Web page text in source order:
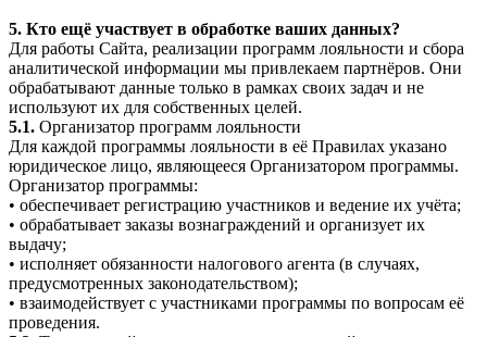
5. Кто ещё участвует в обработке ваших данных?
Для работы Сайта, реализации программ лояльности и сбора
аналитической информации мы привлекаем партнёров. Они
обрабатывают данные только в рамках своих задач и не
используют их для собственных целей.
5.1. Организатор программ лояльности
Для каждой программы лояльности в её Правилах указано
юридическое лицо, являющееся Организатором программы.
Организатор программы:
• обеспечивает регистрацию участников и ведение их учёта;
• обрабатывает заказы вознаграждений и организует их
выдачу;
• исполняет обязанности налогового агента (в случаях,
предусмотренных законодательством);
• взаимодействует с участниками программы по вопросам её
проведения.